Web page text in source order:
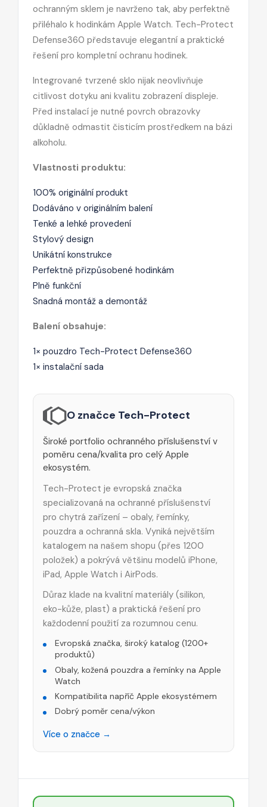
ochranným sklem je navrženo tak, aby perfektně
přiléhalo k hodinkám Apple Watch. Tech-Protect
Defense360 představuje elegantní a praktické
řešení pro kompletní ochranu hodinek.
Integrované tvrzené sklo nijak neovlivňuje
citlivost dotyku ani kvalitu zobrazení displeje.
Před instalací je nutné povrch obrazovky
důkladně odmastit čisticím prostředkem na bázi
alkoholu.
Vlastnosti produktu:
100% originální produkt
Dodáváno v originálním balení
Tenké a lehké provedení
Stylový design
Unikátní konstrukce
Perfektně přizpůsobené hodinkám
Plně funkční
Snadná montáž a demontáž
Balení obsahuje:
1× pouzdro Tech-Protect Defense360
1× instalační sada
O značce Tech-Protect
Široké portfolio ochranného příslušenství v
poměru cena/kvalita pro celý Apple
ekosystém.
Tech-Protect je evropská značka
specializovaná na ochranné příslušenství
pro chytrá zařízení – obaly, řemínky,
pouzdra a ochranná skla. Vyniká největším
katalogem na našem shopu (přes 1200
položek) a pokrývá většinu modelů iPhone,
iPad, Apple Watch i AirPods.
Důraz klade na kvalitní materiály (silikon,
eko-kůže, plast) a praktická řešení pro
každodenní použití za rozumnou cenu.
Evropská značka, široký katalog (1200+
produktů)
Obaly, kožená pouzdra a řemínky na Apple
Watch
Kompatibilita napříč Apple ekosystémem
Dobrý poměr cena/výkon
Více o značce →